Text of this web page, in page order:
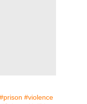
#prison #violence